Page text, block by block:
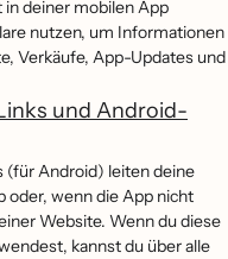
in deiner mobilen App
nutzen, um Informationen
Verkäufe, App-Updates und
und Android-
(für Android) leiten deine
oder, wenn die App nicht
Website. Wenn du diese
kannst du über alle